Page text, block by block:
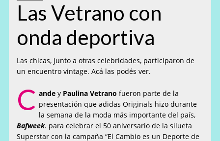
Las Vetrano con
onda deportiva
Las chicas, junto a otras celebridades, participaron de
un encuentro vintage. Acá las podés ver.
C andey Paulina Vetranofueron parte de la
presentación que adidas Originals hizo durante
la semana de la moda más importante del país,
Bafweek. para celebrar el 50 aniversario de la silueta
Superstar con la campaña “El Cambio es un Deporte de